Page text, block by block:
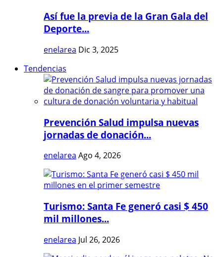
Así fue la previa de la Gran Gala del
Deporte...
enelarea Dic 3, 2025
Tendencias
Prevención Salud impulsa nuevas
jornadas de donación...
enelarea Ago 4, 2026
Turismo: Santa Fe generó casi $ 450
mil millones...
enelarea Jul 26, 2026